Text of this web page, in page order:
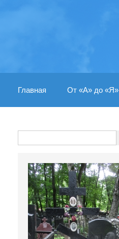
Главная От «А» до «Я»